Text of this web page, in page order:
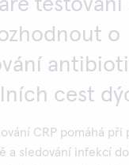
testování
o
cest
CRP pomáhá při
a sledování infekcí